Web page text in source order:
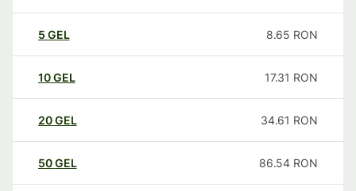
5 GEL 8.65 RON
10GEL 17.31 RON
20GEL 34.61 RON
50GEL 86.54 RON